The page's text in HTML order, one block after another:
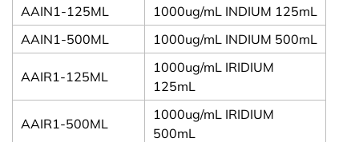
AAIN1-125ML
1000ug/mL INDIUM 125mL
AAIN1-500ML
1000ug/mL INDIUM 500mL
AAIR1-125ML
1000ug/mL IRIDIUM
125mL
AAIR1-500ML
1000ug/mL IRIDIUM
500mL